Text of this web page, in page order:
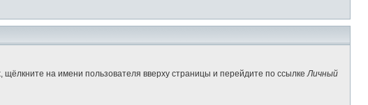
на имени пользователя вверху страницы и перейдите по ссылке Личный